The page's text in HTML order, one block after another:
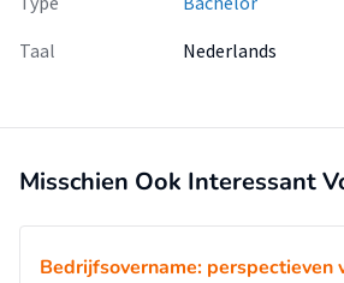
Taal
Nederlands
Misschien Ook Interessant
Bedrijfsovername: perspectieven